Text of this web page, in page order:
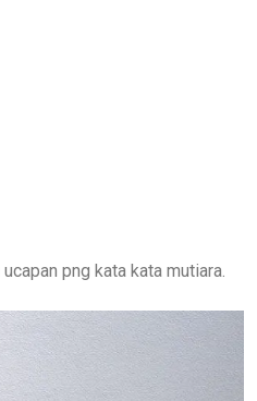
png kata kata mutiara.